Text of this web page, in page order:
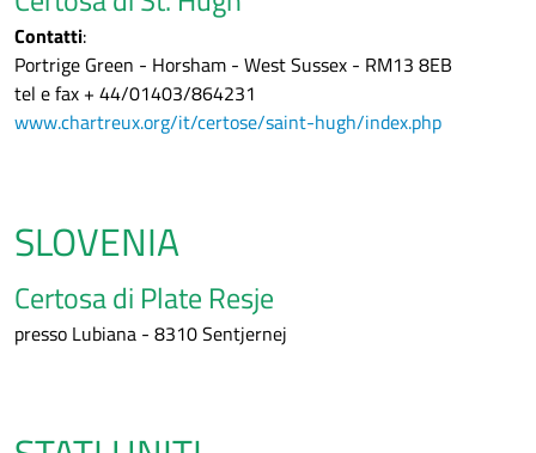
Contatti:
Portrige Green - Horsham - West Sussex - RM13 8EB
tel e fax + 44/01403/864231
www.chartreux.org/it/certose/saint-hugh/index.php
SLOVENIA
Certosa di Plate Resje
presso Lubiana - 8310 Sentjernej